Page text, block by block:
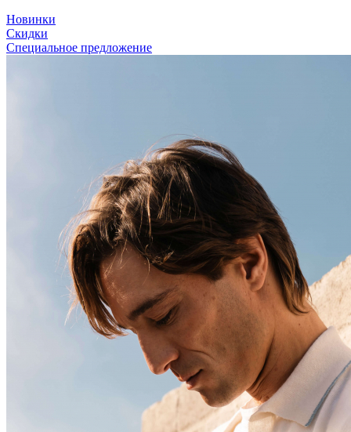
Новинки
Скидки
Специальное предложение